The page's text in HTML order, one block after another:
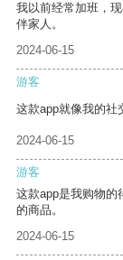
我以前经常加班，
伴家人。
2024-06-15
游客
这款app就像我的社
2024-06-15
游客
这款app是我购物的
的商品。
2024-06-15